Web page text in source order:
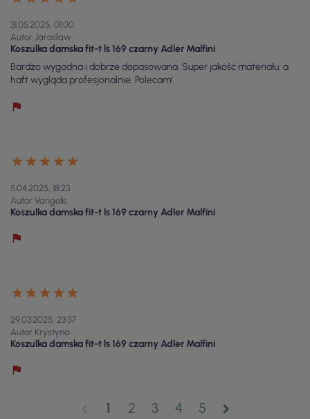
31.05.2025, 01:00
Autor Jarosław
Koszulka damska fit-t ls 169 czarny Adler Malfini
Bardzo wygodna i dobrze dopasowana. Super jakość materiału, a
haft wygląda profesjonalnie. Polecam!
5.04.2025, 18:23
Autor Vangelis
Koszulka damska fit-t ls 169 czarny Adler Malfini
29.03.2025, 23:37
Autor Krystyna
Koszulka damska fit-t ls 169 czarny Adler Malfini
1 2 3 4 5 chevron_right